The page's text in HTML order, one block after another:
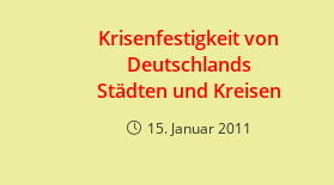
Krisenfestigkeit von
Deutschlands
Städten und Kreisen
15. Januar 2011